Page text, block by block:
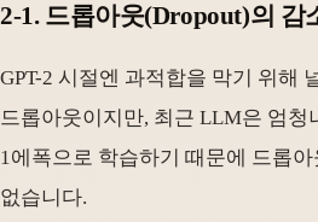
2-1. 드롭아웃(Dropout)의 감
GPT-2 시절엔 과적합을 막기 위해
드롭아웃이지만, 최근 LLM은 엄청
1에폭으로 학습하기 때문에 드롭
없습니다.